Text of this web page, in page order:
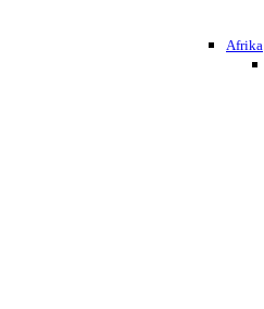
Afrika